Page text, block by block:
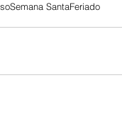
Semana SantaFeriado